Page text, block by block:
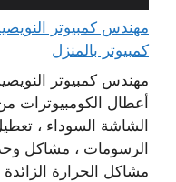
كمبيوتر بالمنزل
مهندس كمبيوتر
أعطال الكومبيوترات
الشاشة السوداء ،
الرسومات ، مشاكل
مشاكل الحرارة